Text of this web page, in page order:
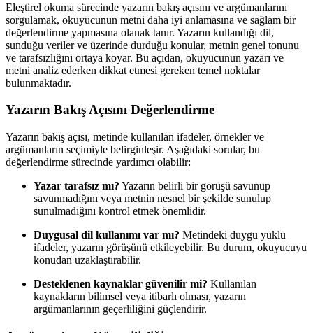
Eleştirel okuma sürecinde yazarın bakış açısını ve argümanlarını
sorgulamak, okuyucunun metni daha iyi anlamasına ve sağlam bir
değerlendirme yapmasına olanak tanır. Yazarın kullandığı dil,
sunduğu veriler ve üzerinde durduğu konular, metnin genel tonunu
ve tarafsızlığını ortaya koyar. Bu açıdan, okuyucunun yazarı ve
metni analiz ederken dikkat etmesi gereken temel noktalar
bulunmaktadır.
Yazarın Bakış Açısını Değerlendirme
Yazarın bakış açısı, metinde kullanılan ifadeler, örnekler ve
argümanların seçimiyle belirginleşir. Aşağıdaki sorular, bu
değerlendirme sürecinde yardımcı olabilir:
Yazar tarafsız mı? Yazarın belirli bir görüşü savunup
savunmadığını veya metnin nesnel bir şekilde sunulup
sunulmadığını kontrol etmek önemlidir.
Duygusal dil kullanımı var mı? Metindeki duygu yüklü
ifadeler, yazarın görüşünü etkileyebilir. Bu durum, okuyucuyu
konudan uzaklaştırabilir.
Desteklenen kaynaklar güvenilir mi? Kullanılan
kaynakların bilimsel veya itibarlı olması, yazarın
argümanlarının geçerliliğini güçlendirir.